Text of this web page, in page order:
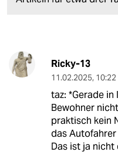
Ricky-13
11.02.2025,
taz: *Gerade
Bewohner
praktisch kein
das
Das ist ja nicht